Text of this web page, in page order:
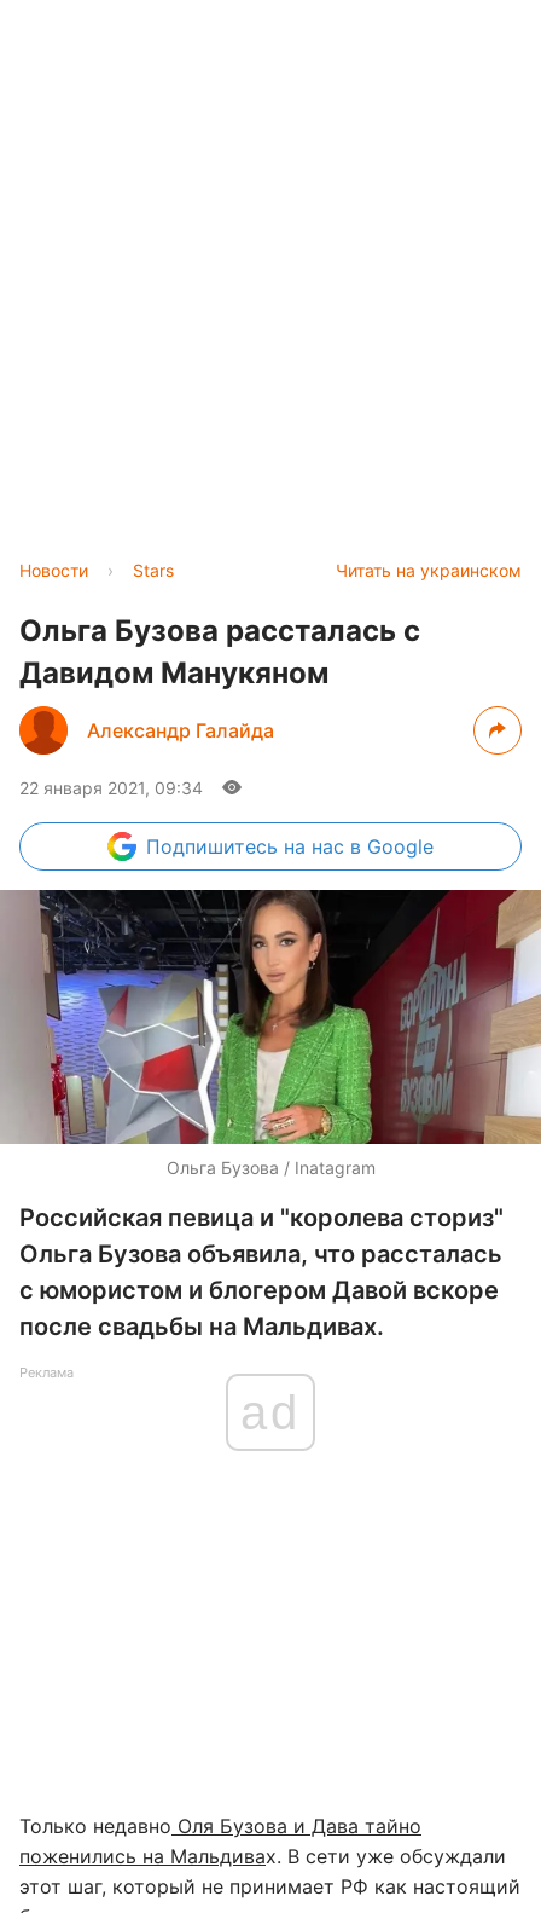
Читать на украинском
Новости › Stars
Ольга Бузова рассталась с
Давидом Манукяном
Александр Галайда
22 января 2021, 09:34
Подпишитесь на нас в Google
Ольга Бузова / Inatagram
Российская певица и "королева сториз"
Ольга Бузова объявила, что рассталась
с юмористом и блогером Давой вскоре
после свадьбы на Мальдивах.
Реклама
ad
Только недавно Оля Бузова и Дава тайно
поженились на Мальдивах. В сети уже обсуждали
этот шаг, который не принимает РФ как настоящий